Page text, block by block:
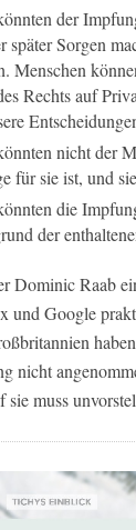
der
später Sorgen
Menschen
Rechts auf
nicht der
für sie ist, und
die
der
Dominic Raab
und Google
nicht
muss